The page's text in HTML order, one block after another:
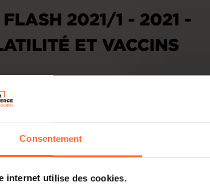
Consentement
internet utilise des cookies.
FLASH 2021/1 - 2021 -
ET VACCINS